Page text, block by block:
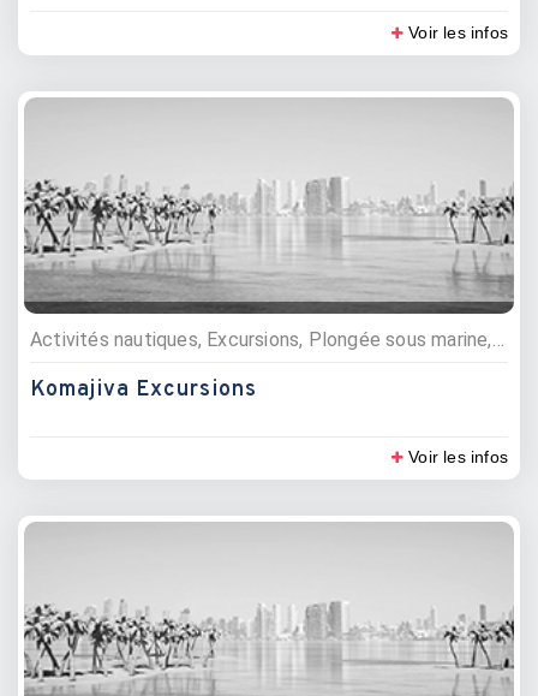
Voir les infos
Komajiva Excursions
Voir les infos